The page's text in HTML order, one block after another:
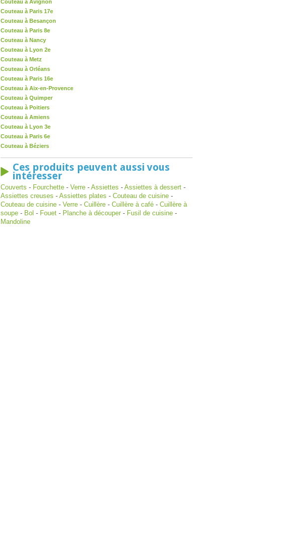
Couteau à Avignon
Couteau à Paris 17e
Couteau à Besançon
Couteau à Paris 8e
Couteau à Nancy
Couteau à Lyon 2e
Couteau à Metz
Couteau à Orléans
Couteau à Paris 16e
Couteau à Aix-en-Provence
Couteau à Quimper
Couteau à Poitiers
Couteau à Amiens
Couteau à Lyon 3e
Couteau à Paris 6e
Couteau à Béziers
Ces produits peuvent aussi vous
intéresser
Couverts - Fourchette - Verre - Assiettes - Assiettes à dessert -
Assiettes creuses - Assiettes plates - Couteau de cuisine -
Couteau de cuisine - Verre - Cuillère - Cuillère à café - Cuillère à
soupe - Bol - Fouet - Planche à découper - Fusil de cuisine -
Mandoline